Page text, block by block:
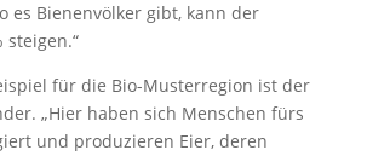
es Bienenvölker gibt, kann der
steigen.“
für die Bio-Musterregion ist der
„Hier haben sich Menschen fürs
und produzieren Eier, deren